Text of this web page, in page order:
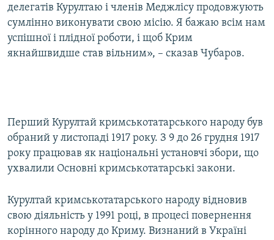
делегатів Курултаю і членів Меджлісу продовжують
сумлінно виконувати свою місію. Я бажаю всім нам
успішної і плідної роботи, і щоб Крим
якнайшвидше став вільним», – сказав Чубаров.
Перший Курултай кримськотатарського народу був
обраний у листопаді 1917 року. З 9 до 26 грудня 1917
року працював як національні установчі збори, що
ухвалили Основні кримськотатарські закони.
Курултай кримськотатарського народу відновив
свою діяльність у 1991 році, в процесі повернення
корінного народу до Криму. Визнаний в Україні